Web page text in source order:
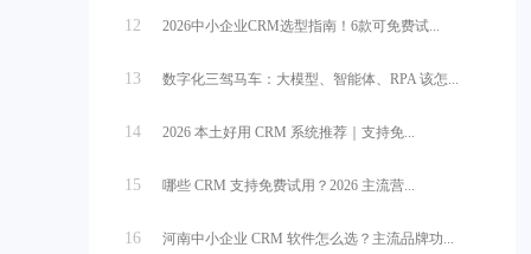
12 2026中小企业CRM选型指南！6款可免费试...
13 数字化三驾马车：大模型、智能体、RPA 该怎...
14 2026 本土好用 CRM 系统推荐｜支持免...
15 哪些 CRM 支持免费试用？2026 主流营...
16 河南中小企业 CRM 软件怎么选？主流品牌功...